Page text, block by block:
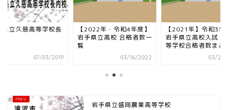
慈高等学校長
07/03/2019
【2022年・令和4年度】
岩手県立高校 合格者数一
03/16/2022
【2021年】令和3年度
岩手県立高校入試｜各高
等学校合格者数まとめ
03/23/2021
岩手県立盛岡農業高等学校